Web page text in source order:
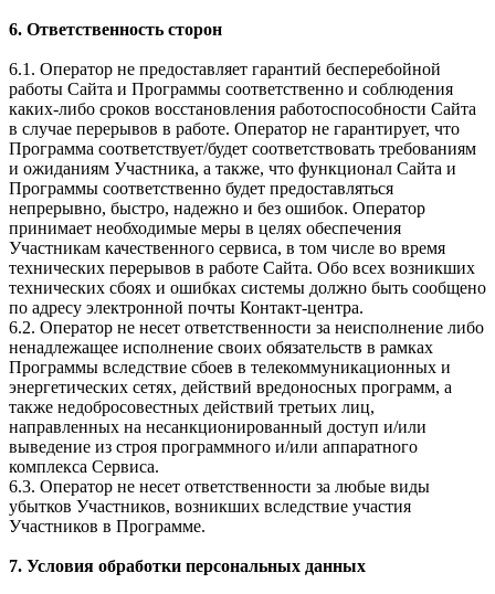
6. Ответственность сторон
6.1. Оператор не предоставляет гарантий бесперебойной
работы Сайта и Программы соответственно и соблюдения
каких-либо сроков восстановления работоспособности Сайта
в случае перерывов в работе. Оператор не гарантирует, что
Программа соответствует/будет соответствовать требованиям
и ожиданиям Участника, а также, что функционал Сайта и
Программы соответственно будет предоставляться
непрерывно, быстро, надежно и без ошибок. Оператор
принимает необходимые меры в целях обеспечения
Участникам качественного сервиса, в том числе во время
технических перерывов в работе Сайта. Обо всех возникших
технических сбоях и ошибках системы должно быть сообщено
по адресу электронной почты Контакт-центра.
6.2. Оператор не несет ответственности за неисполнение либо
ненадлежащее исполнение своих обязательств в рамках
Программы вследствие сбоев в телекоммуникационных и
энергетических сетях, действий вредоносных программ, а
также недобросовестных действий третьих лиц,
направленных на несанкционированный доступ и/или
выведение из строя программного и/или аппаратного
комплекса Сервиса.
6.3. Оператор не несет ответственности за любые виды
убытков Участников, возникших вследствие участия
Участников в Программе.
7. Условия обработки персональных данных